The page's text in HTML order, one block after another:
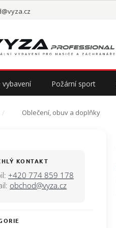
vybavení Požární sport
Oblečení, obuv a doplňky
KONTAKT
+420 774 859 178
obchod@vyza.cz